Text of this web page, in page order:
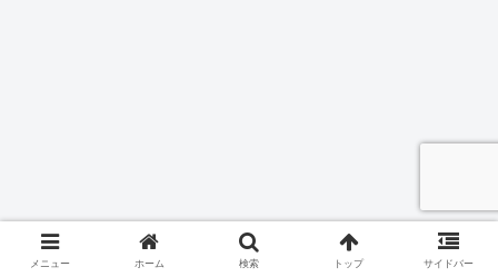
メニュー ホーム 検索 トップ サイドバー